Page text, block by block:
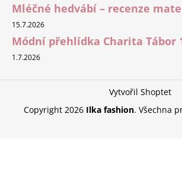
Mléčné hedvábí – recenze
15.7.2026
Módní přehlídka Charita Tábor
1.7.2026
Vytvořil Shoptet
Copyright 2026 Ilka fashion. Všechna